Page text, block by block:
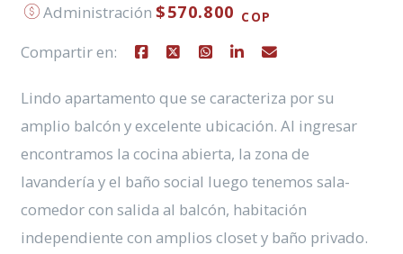
Administración$570.800 COP
Compartir en:
Lindo apartamento que se caracteriza por su
amplio balcón y excelente ubicación. Al ingresar
encontramos la cocina abierta, la zona de
lavandería y el baño social luego tenemos sala-
comedor con salida al balcón, habitación
independiente con amplios closet y baño privado.